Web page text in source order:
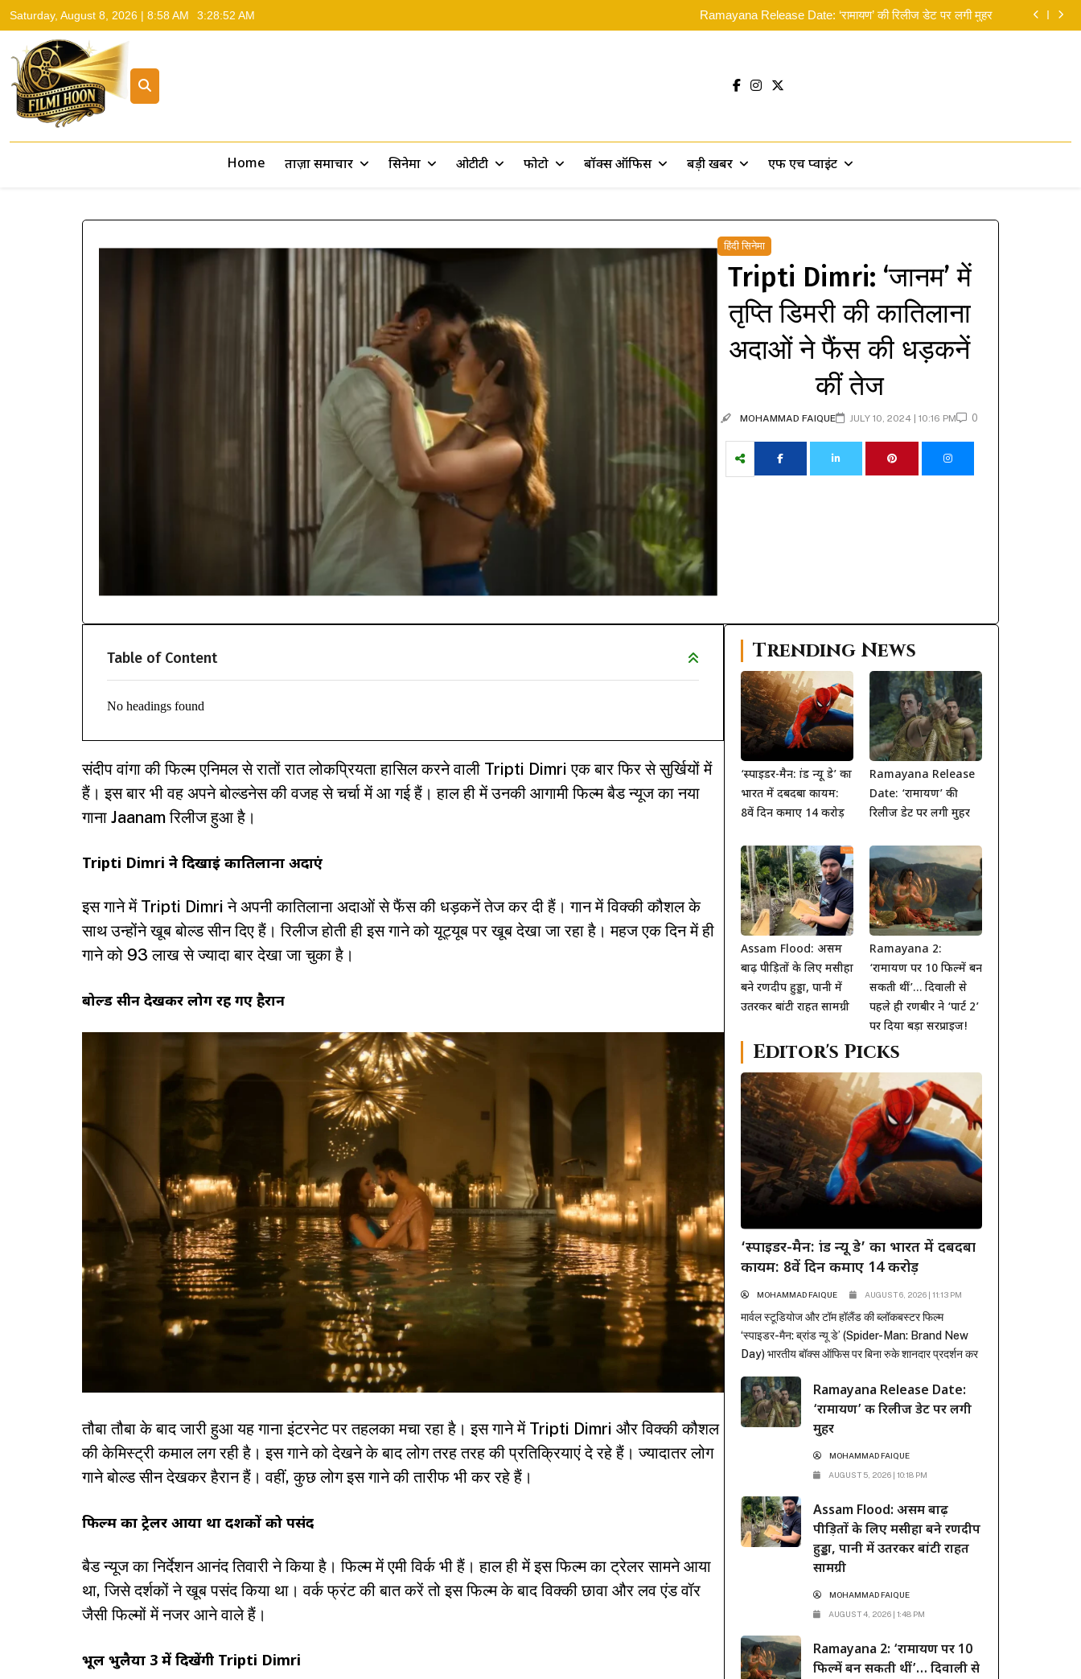
Saturday, August 8, 2026 | 8:58 AM 3:28:53 AM
Ramayana Release Date: ‘रामायण’ की रिलीज डेट पर लगी मुहर
Assam Flood: असम बाढ़ पीड़ितों के लिए मसीहा बने रणदीप हुड्डा, पानी में उतरकर बांटी राहत सामग्री
Assam Flood: असम बाढ़ पीड़ितों के लिए मसीहा बने रणदीप हुड्डा, पानी में उतरकर बांटी राहत सामग्री
Ramayana 2: ‘रामायण पर 10 फिल्में बन सकती थीं’… दिवाली से पहले ही रणबीर ने ‘पार्ट 2’ पर दिया बड़ा
Filmi Hoon Home ताज़ा समाचार सिनेमा ओटीटी फोटो बॉक्स ऑफिस बड़ी खबर एफ एच प्वाइंट
हिंदी सिनेमा
Tripti Dimri: ‘जानम’ में
तृप्ति डिमरी की कातिलाना
अदाओं ने फैंस की धड़कनें
कीं तेज
MOHAMMAD FAIQUE JULY 10, 2024 | 10:16 PM 0
Table of Content
No headings found
संदीप वांगा की फिल्म एनिमल से रातों रात लोकप्रियता हासिल करने वाली Tripti Dimri एक बार फिर से सुर्खियों में
हैं। इस बार भी वह अपने बोल्डनेस की वजह से चर्चा में आ गई हैं। हाल ही में उनकी आगामी फिल्म बैड न्यूज का नया
गाना Jaanam रिलीज हुआ है।
Tripti Dimri ने दिखाईं कातिलाना अदाएं
इस गाने में Tripti Dimri ने अपनी कातिलाना अदाओं से फैंस की धड़कनें तेज कर दी हैं। गान में विक्की कौशल के
साथ उन्होंने खूब बोल्ड सीन दिए हैं। रिलीज होती ही इस गाने को यूट्यूब पर खूब देखा जा रहा है। महज एक दिन में ही
गाने को 93 लाख से ज्यादा बार देखा जा चुका है।
बोल्ड सीन देखकर लोग रह गए हैरान
तौबा तौबा के बाद जारी हुआ यह गाना इंटरनेट पर तहलका मचा रहा है। इस गाने में Tripti Dimri और विक्की कौशल
की केमिस्ट्री कमाल लग रही है। इस गाने को देखने के बाद लोग तरह तरह की प्रतिक्रियाएं दे रहे हैं। ज्यादातर लोग
गाने बोल्ड सीन देखकर हैरान हैं। वहीं, कुछ लोग इस गाने की तारीफ भी कर रहे हैं।
फिल्म का ट्रेलर आया था दर्शकों को पसंद
बैड न्यूज का निर्देशन आनंद तिवारी ने किया है। फिल्म में एमी विर्क भी हैं। हाल ही में इस फिल्म का ट्रेलर सामने आया
था, जिसे दर्शकों ने खूब पसंद किया था। वर्क फ्रंट की बात करें तो इस फिल्म के बाद विक्की छावा और लव एंड वॉर
जैसी फिल्मों में नजर आने वाले हैं।
भूल भुलैया 3 में दिखेंगी Tripti Dimri
Trending News
‘स्पाइडर-मैन: ब्रांड न्यू डे’ का
भारत में दबदबा कायम:
8वें दिन कमाए 14 करोड़
Ramayana Release
Date: ‘रामायण’ की
रिलीज डेट पर लगी मुहर
Assam Flood: असम
बाढ़ पीड़ितों के लिए मसीहा
बने रणदीप हुड्डा, पानी में
उतरकर बांटी राहत सामग्री
Ramayana 2:
‘रामायण पर 10 फिल्में बन
सकती थीं’… दिवाली से
पहले ही रणबीर ने ‘पार्ट 2’
पर दिया बड़ा सरप्राइज!
Editor's Picks
‘स्पाइडर-मैन: ब्रांड न्यू डे’ का भारत में दबदबा
कायम: 8वें दिन कमाए 14 करोड़
MOHAMMAD FAIQUE AUGUST 6, 2026 | 11:13 PM
मार्वल स्टूडियोज और टॉम हॉलैंड की ब्लॉकबस्टर फिल्म
‘स्पाइडर-मैन: ब्रांड न्यू डे’ (Spider-Man: Brand New
Day) भारतीय बॉक्स ऑफिस पर बिना रुके शानदार प्रदर्शन कर
दूसरे हफ्ते के कामकाजी दिनों में भी सिनेमाघरों में अपनी मजबूत
पकड़ बनाए रखी है। रिलीज के...
Ramayana Release Date:
‘रामायण’ की रिलीज डेट पर लगी
मुहर
MOHAMMAD FAIQUE
AUGUST 5, 2026 | 10:18 PM
Assam Flood: असम बाढ़
पीड़ितों के लिए मसीहा बने रणदीप
हुड्डा, पानी में उतरकर बांटी राहत
सामग्री
MOHAMMAD FAIQUE
AUGUST 4, 2026 | 1:48 PM
Ramayana 2: ‘रामायण पर 10
फिल्में बन सकती थीं’… दिवाली से